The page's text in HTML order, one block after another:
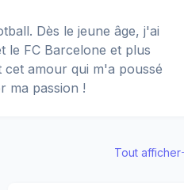
Dès le jeune âge, j'ai
le FC Barcelone et plus
amour qui m'a poussé
ma passion !
Tout afficher